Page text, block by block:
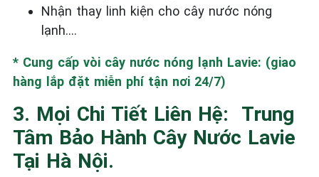
Nhận thay linh kiện cho cây nước nóng
lạnh....
* Cung cấp vòi cây nước nóng lạnh Lavie: (giao
hàng lắp đặt miễn phí tận nơi 24/7)
3. Mọi Chi Tiết Liên Hệ: Trung
Tâm Bảo Hành Cây Nước Lavie
Tại Hà Nội.